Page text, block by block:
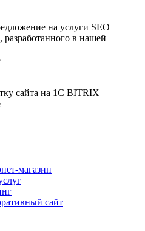
на услуги SEO
в нашей
сайта на 1C BITRIX
магазин
сайт